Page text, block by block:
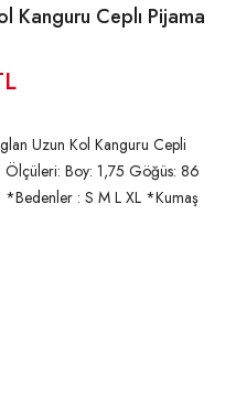
Kanguru Ceplı Pijama
Uzun Kol Kanguru Cepli
Ölçüleri: Boy: 1,75 Göğüs: 86
: S M L XL *Kumaş